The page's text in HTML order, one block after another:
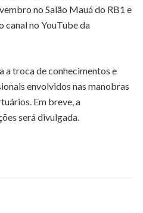
no Salão Mauá do RB1 e
canal no YouTube da
a troca de conhecimentos e
envolvidos nas manobras
Em breve, a
será divulgada.